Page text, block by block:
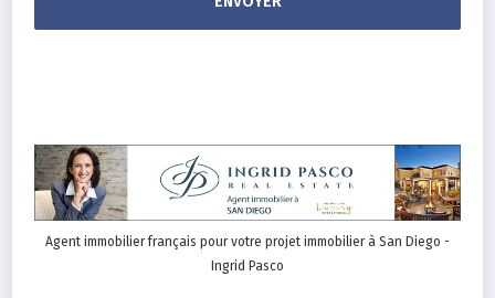
Agent immobilier français pour votre projet immobilier à San Diego -
Ingrid Pasco